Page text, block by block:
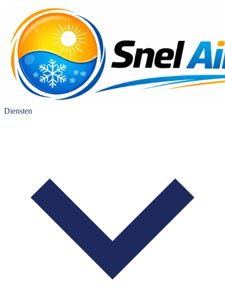
Diensten